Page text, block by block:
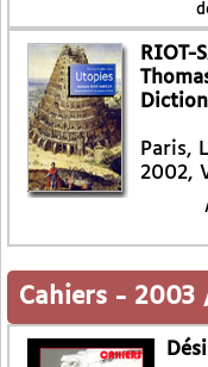
RIOT-
Paris,
2002,
Cahiers - 2003